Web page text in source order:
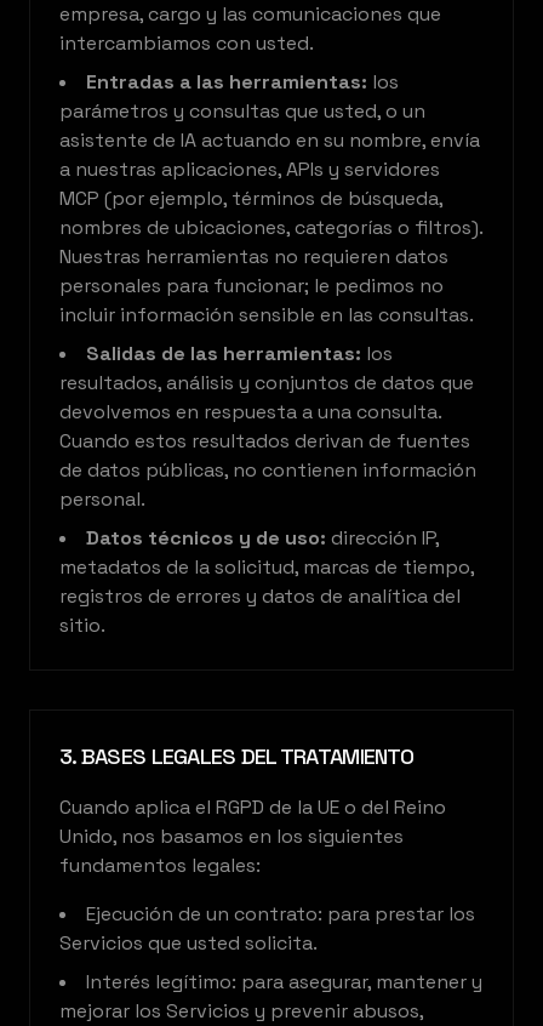
empresa, cargo y las comunicaciones que
intercambiamos con usted.
Entradas a las herramientas: los
parámetros y consultas que usted, o un
asistente de IA actuando en su nombre, envía
a nuestras aplicaciones, APIs y servidores
MCP (por ejemplo, términos de búsqueda,
nombres de ubicaciones, categorías o filtros).
Nuestras herramientas no requieren datos
personales para funcionar; le pedimos no
incluir información sensible en las consultas.
Salidas de las herramientas: los
resultados, análisis y conjuntos de datos que
devolvemos en respuesta a una consulta.
Cuando estos resultados derivan de fuentes
de datos públicas, no contienen información
personal.
Datos técnicos y de uso: dirección IP,
metadatos de la solicitud, marcas de tiempo,
registros de errores y datos de analítica del
sitio.
3. BASES LEGALES DEL TRATAMIENTO
Cuando aplica el RGPD de la UE o del Reino
Unido, nos basamos en los siguientes
fundamentos legales:
Ejecución de un contrato: para prestar los
Servicios que usted solicita.
Interés legítimo: para asegurar, mantener y
mejorar los Servicios y prevenir abusos,